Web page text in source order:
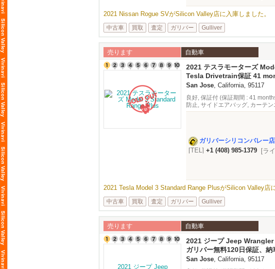
2021 Nissan Rogue SVがSilicon Valley店に入庫しました。
中古車 買取 査定 ガリバー Gulliver
売ります 自動車
2021 テスラモーターズ
Range Plus
Tesla Drivetrain保証 41
miles
San Jose, California, 95117
良好, 保証付 (保証期間 : 41
防止, サイドエアバッグ, カーテ
トモニター, アダプティブクルー
ガリバーシリコンバレー店
[TEL] +1 (408) 985-1379 [ラ
2021 Tesla Model 3 Standard Range PlusがSilicon Valley店
中古車 買取 査定 ガリバー Gulliver
売ります 自動車
2021 ジープ Jeep
S
ガリバー無料120日保証、納
San Jose, California, 95117